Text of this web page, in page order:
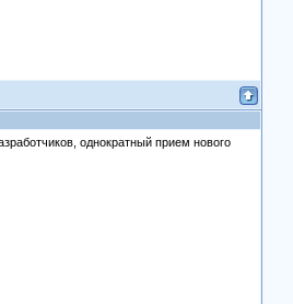
однократный прием нового